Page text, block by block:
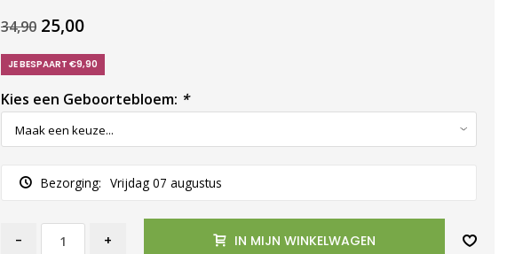
34,90 25,00
JE BESPAART €9,90
Kies een Geboortebloem: *
Bezorging: Vrijdag 07 augustus
- + IN MIJN WINKELWAGEN